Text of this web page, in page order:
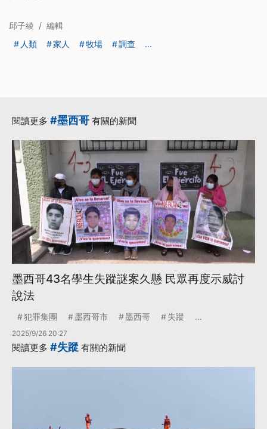
邱子綾 / 編輯
人類
家人 牧場 調查 ...
閱讀更多 #墨西哥 有關的新聞
墨西哥43名學生失蹤謎案久懸 民眾再度示威討
說法
犯罪集團 墨西哥市 墨西哥 失蹤 ...
2025/9/26 20:27
閱讀更多 #失蹤 有關的新聞